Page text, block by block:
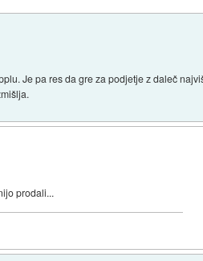
Je pa res da gre za podjetje z daleč
prodali...